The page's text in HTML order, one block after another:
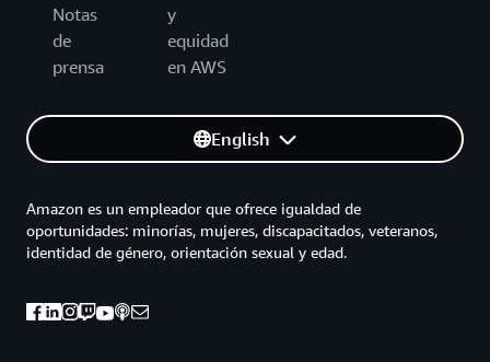
Notas
de
prensa
y
equidad
en AWS
English
Amazon es un empleador que ofrece igualdad de
oportunidades: minorías, mujeres, discapacitados, veteranos,
identidad de género, orientación sexual y edad.